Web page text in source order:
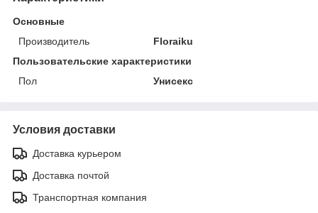
Основные
Производитель
Floraiku
Пользовательские характеристики
Пол
Унисекс
Условия доставки
Доставка курьером
Доставка почтой
Транспортная компания